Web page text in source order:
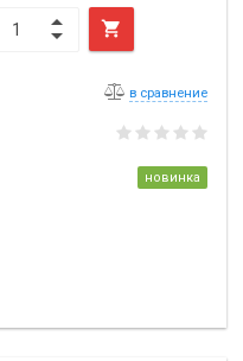

в сравнение
новинка